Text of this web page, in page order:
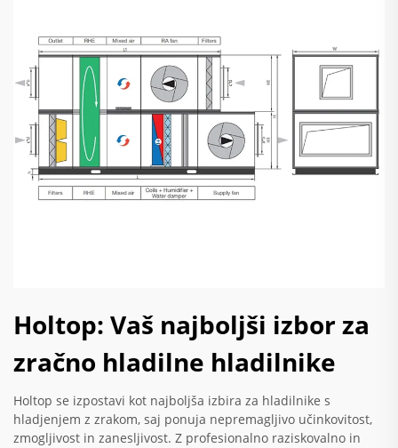
Holtop: Vaš najboljši izbor za
zračno hladilne hladilnike
Holtop se izpostavi kot najboljša izbira za hladilnike s
hladjenjem z zrakom, saj ponuja nepremagljivo učinkovitost,
zmogljivost in zanesljivost. Z profesionalno raziskovalno in